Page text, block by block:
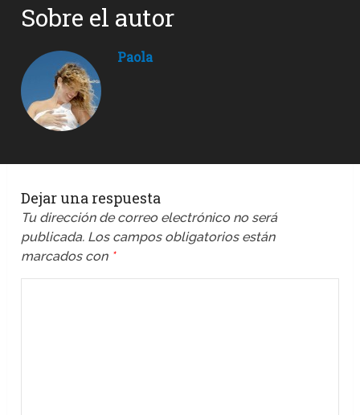
Sobre el autor
Paola
Dejar una respuesta
Tu dirección de correo electrónico no será
publicada. Los campos obligatorios están
marcados con *